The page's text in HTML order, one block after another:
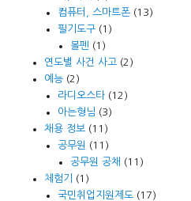
컴퓨터, 스마트폰(13)
필기도구(1)
볼펜 (1)
연도별 사건 사고 (2)
예능 (2)
라디오스타(12)
아는형님 (3)
채용 정보 (11)
공무원
(11)
공무원 공채 (11)
체험기
(1)
국민취업지원제도(17)